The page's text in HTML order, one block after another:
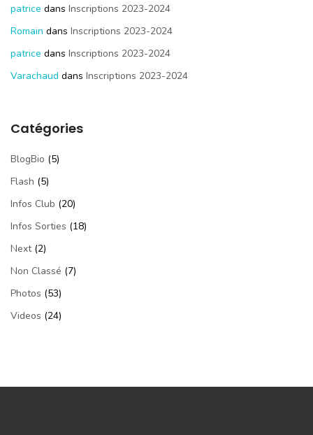
patrice dans Inscriptions 2023-2024
Romain dans Inscriptions 2023-2024
patrice dans Inscriptions 2023-2024
Varachaud dans Inscriptions 2023-2024
Catégories
BlogBio (5)
Flash (5)
Infos Club (20)
Infos Sorties (18)
Next(2)
Non Classé (7)
Photos (53)
Videos (24)